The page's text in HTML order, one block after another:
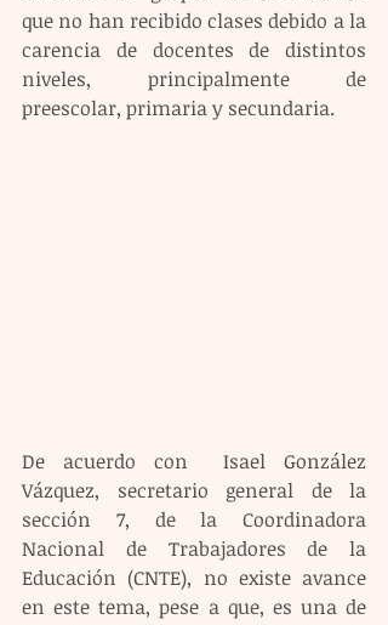
que no han recibido clases debido a la
carencia de docentes de distintos
niveles, principalmente de
preescolar, primaria y secundaria.
De acuerdo con  Isael González
Vázquez, secretario general de la
sección 7, de la Coordinadora
Nacional de Trabajadores de la
Educación (CNTE), no existe avance
en este tema, pese a que, es una de